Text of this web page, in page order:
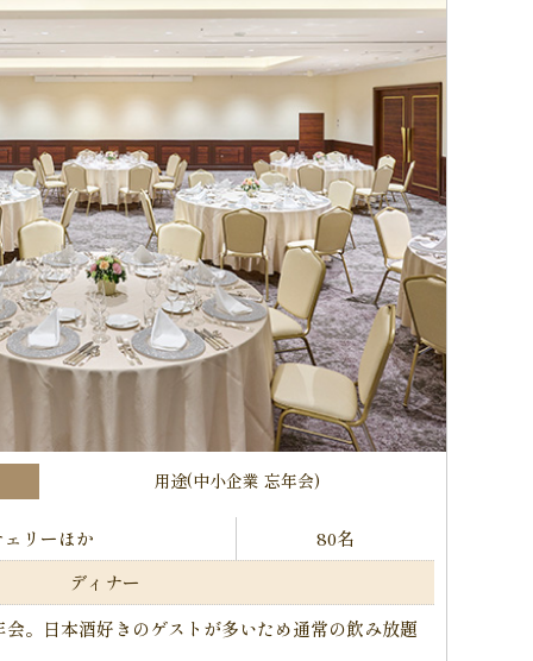
用途(中小企業 忘年会)
リーほか
80名
ディナー
。日本酒好きのゲストが多いため通常の飲み放題